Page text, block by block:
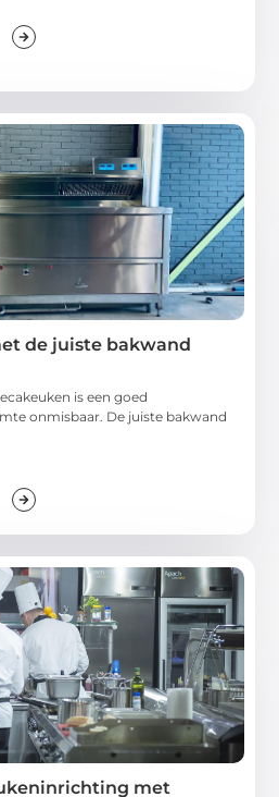
de juiste bakwand
is een goed
onmisbaar. De juiste bakwand
met